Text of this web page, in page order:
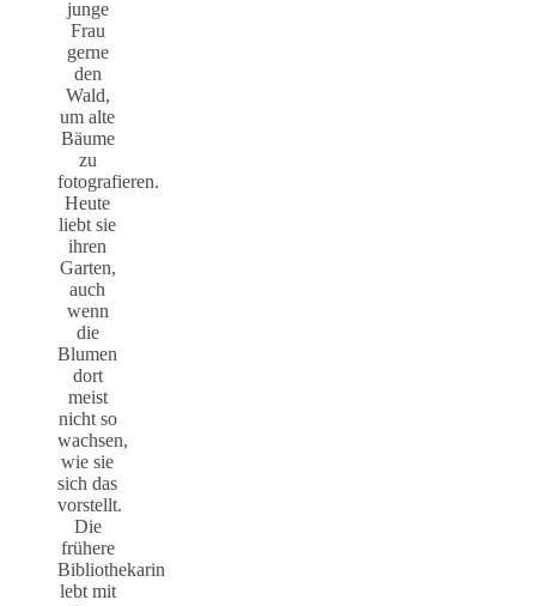
junge
Frau
gerne
den
Wald,
um alte
Bäume
zu
fotografieren.
Heute
liebt sie
ihren
Garten,
auch
wenn
die
Blumen
dort
meist
nicht so
wachsen,
wie sie
sich das
vorstellt.
Die
frühere
Bibliothekarin
lebt mit